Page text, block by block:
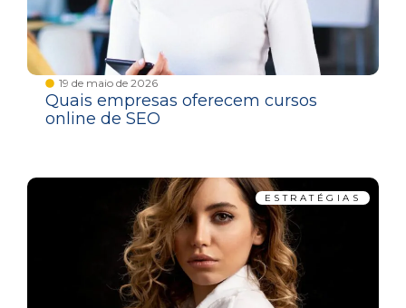
19 de maio de 2026
Quais empresas oferecem cursos
online de SEO
ESTRATÉGIAS